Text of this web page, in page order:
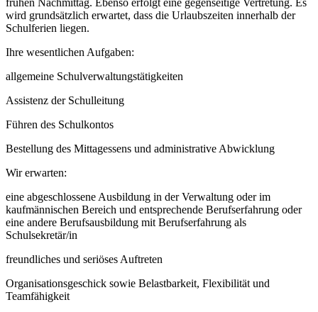
frühen Nachmittag. Ebenso erfolgt eine gegenseitige Vertretung. Es
wird grundsätzlich erwartet, dass die Urlaubszeiten innerhalb der
Schulferien liegen.
Ihre wesentlichen Aufgaben:
allgemeine Schulverwaltungstätigkeiten
Assistenz der Schulleitung
Führen des Schulkontos
Bestellung des Mittagessens und administrative Abwicklung
Wir erwarten:
eine abgeschlossene Ausbildung in der Verwaltung oder im
kaufmännischen Bereich und entsprechende Berufserfahrung oder
eine andere Berufsausbildung mit Berufserfahrung als
Schulsekretär/in
freundliches und seriöses Auftreten
Organisationsgeschick sowie Belastbarkeit, Flexibilität und
Teamfähigkeit